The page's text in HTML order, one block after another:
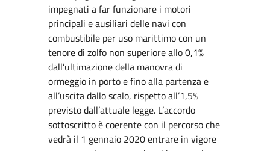
impegnati a far funzionare i motori
principali e ausiliari delle navi con
combustibile per uso marittimo con un
tenore di zolfo non superiore allo 0,1%
dall’ultimazione della manovra di
ormeggio in porto e fino alla partenza e
all’uscita dallo scalo, rispetto all’1,5%
previsto dall’attuale legge. L’accordo
sottoscritto è coerente con il percorso che
vedrà il 1 gennaio 2020 entrare in vigore